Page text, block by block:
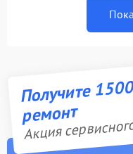
Получите
ремонт
Акция